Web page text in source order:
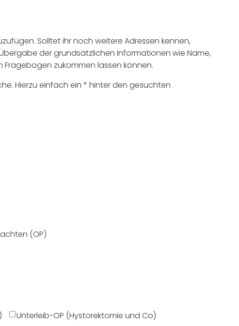
Solltet ihr noch weitere Adressen kennen,
der grundsätzlichen Informationen wie Name,
zukommen lassen können.
Hierzu einfach ein * hinter den gesuchten
(OP)
Unterleib-OP (Hystorektomie und Co)